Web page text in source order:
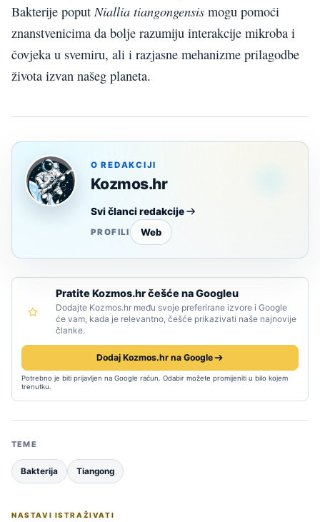
Bakterije poputNiallia tiangongensis mogu pomoći
znanstvenicima da bolje razumiju interakcije mikroba i
čovjeka u svemiru, ali i razjasne mehanizme prilagodbe
života izvan našeg planeta.
O REDAKCIJI
Kozmos.hr
Svi članci redakcije
PROFILI Web
Pratite Kozmos.hr češće na Googleu
Dodajte Kozmos.hr među svoje preferirane izvore i Google
će vam, kada je relevantno, češće prikazivati naše najnovije
članke.
Dodaj Kozmos.hr na Google
Potrebno je biti prijavljen na Google račun. Odabir možete promijeniti u bilo kojem
trenutku.
TEME
Bakterija Tiangong
NASTAVI ISTRAŽIVATI